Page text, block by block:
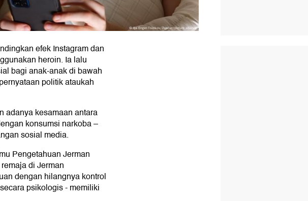
efek Instagram dan
heroin. Ia lalu
bagi anak-anak di bawah
politik ataukah
adanya kesamaan antara
konsumsi narkoba –
sosial media.
Pengetahuan Jerman
di Jerman
dengan hilangnya kontrol
psikologis - memiliki